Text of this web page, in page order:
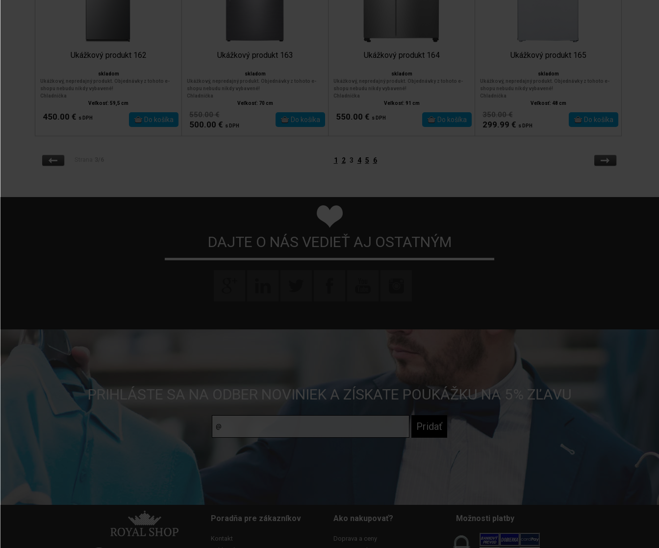
Ukážkový produkt 162
skladom
Ukážkový, nepredajný produkt. Objednávky z tohoto e-
shopu nebudu nikdy vybavené!
Chladnička
Veľkosť: 59,5 cm
450.00 € s DPH
Ukážkový produkt 163
skladom
Ukážkový, nepredajný produkt. Objednávky z tohoto e-
shopu nebudu nikdy vybavené!
Chladnička
Veľkosť: 70 cm
550.00 €
500.00 € s DPH
Ukážkový produkt 164
skladom
Ukážkový, nepredajný produkt. Objednávky z tohoto e-
shopu nebudu nikdy vybavené!
Chladnička
Veľkosť: 91 cm
550.00 € s DPH
Ukážkový produkt 165
skladom
Ukážkový, nepredajný produkt. Objednávky z tohoto e-
shopu nebudu nikdy vybavené!
Chladnička
Veľkosť: 48 cm
350.00 €
299.99 € s DPH
1 2 3 4 5 6
DAJTE O NÁS VEDIEŤ AJ OSTATNÝM
PRIHLÁSTE SA NA ODBER NOVINIEK A ZÍSKATE POUKÁŽKU NA 5% ZĽAVU
Poradňa pre zákazníkov
Kontakt
Ako nakupovať?
Doprava a ceny
Možnosti platby